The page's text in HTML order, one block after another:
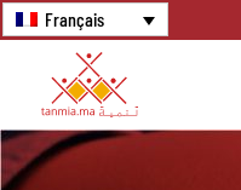
Français